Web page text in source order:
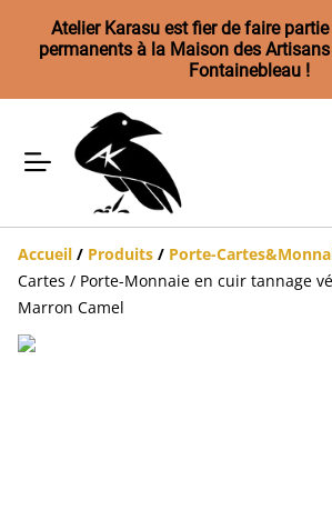
Atelier Karasu est fier de faire
permanents à la Maison des
Fontainebleau !
Accueil / Produits / Porte-
Cartes / Porte-Monnaie en cuir tannage
Marron Camel